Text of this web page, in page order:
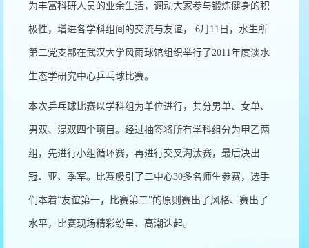
为丰富科研人员的业余生活，调动大家参与锻炼健身的积
极性，增进各学科组间的交流与友谊， 6月11日，水生所
第二党支部在武汉大学风雨球馆组织举行了2011年度淡水
生态学研究中心乒乓球比赛。
本次乒乓球比赛以学科组为单位进行，共分男单、女单、
男双、混双四个项目。经过抽签将所有学科组分为甲乙两
组，先进行小组循环赛，再进行交叉淘汰赛，最后决出
冠、亚、季军。比赛吸引了二中心30多名师生参赛，选手
们本着“友谊第一，比赛第二”的原则赛出了风格、赛出了
水平，比赛现场精彩纷呈、高潮迭起。